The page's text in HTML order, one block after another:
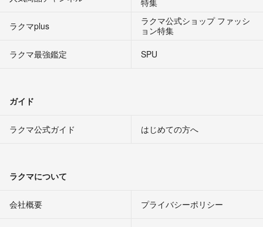
ラクマplus
ラクマ公式ショップ ファッシ
ョン特集
ラクマ最強鑑定
SPU
ガイド
ラクマ公式ガイド はじめての方へ
ラクマについて
会社概要 プライバシーポリシー